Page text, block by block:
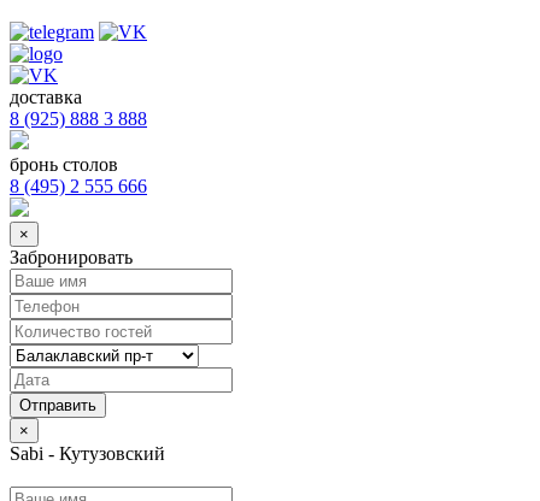
доставка
8 (925) 888 3 888
бронь столов
8 (495) 2 555 666
×
Забронировать
×
Sabi - Кутузовский